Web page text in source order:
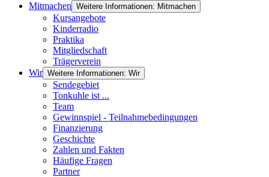
Mitmachen Weitere Informationen: Mitmachen
Kursangebote
Kinderradio
Praktika
Mitgliedschaft
Trägerverein
Wir Weitere Informationen: Wir
Sendegebiet
Tonkuhle ist ...
Team
Gewinnspiel - Teilnahmebedingungen
Finanzierung
Geschichte
Zahlen und Fakten
Häufige Fragen
Partner